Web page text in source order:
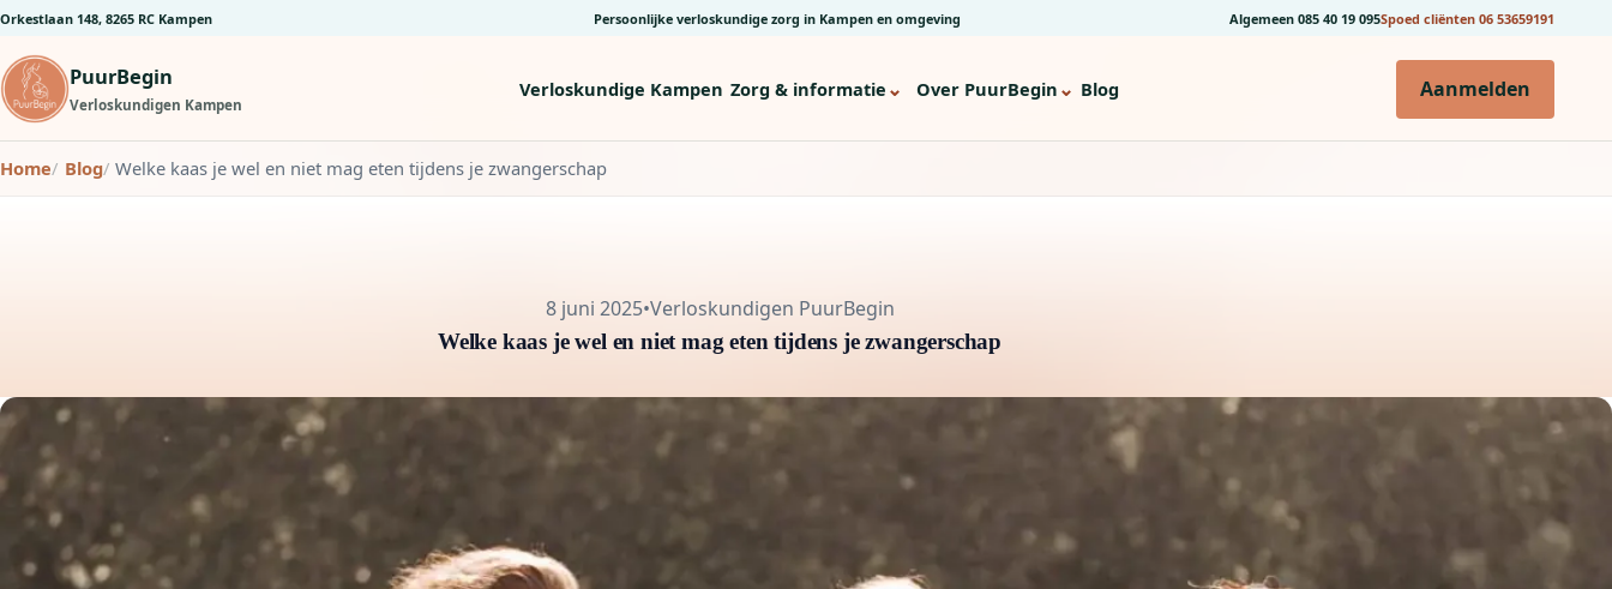
Orkestlaan 148, 8265 RC Kampen Persoonlijke verloskundige zorg in Kampen en omgeving Algemeen 085 40 19 095Spoed cliënten 06 53659191
PuurBegin
Verloskundigen Kampen
Verloskundige Kampen Zorg & informatie ⌄ Over PuurBegin ⌄ Blog Aanmelden
Home Blog Welke kaas je wel en niet mag eten tijdens je zwangerschap
8 juni 2025•Verloskundigen PuurBegin
Welke kaas je wel en niet mag eten tijdens je zwangerschap